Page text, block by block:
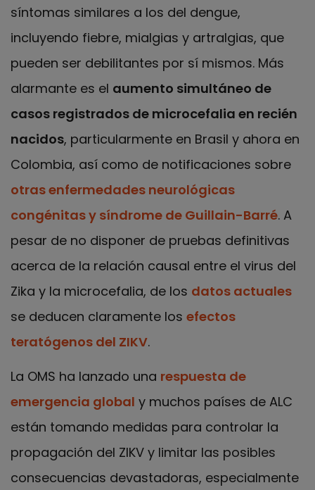
síntomas similares a los del dengue,
incluyendo fiebre, mialgias y artralgias, que
pueden ser debilitantes por sí mismos. Más
alarmante es el aumento simultáneo de
casos registrados de microcefalia en recién
nacidos, particularmente en Brasil y ahora en
Colombia, así como de notificaciones sobre
otras enfermedades neurológicas
congénitas y síndrome de Guillain-Barré. A
pesar de no disponer de pruebas definitivas
acerca de la relación causal entre el virus del
Zika y la microcefalia, de los datos actuales
se deducen claramente los efectos
teratógenos del ZIKV.
La OMS ha lanzado una respuesta de
emergencia global y muchos países de ALC
están tomando medidas para controlar la
propagación del ZIKV y limitar las posibles
consecuencias devastadoras, especialmente